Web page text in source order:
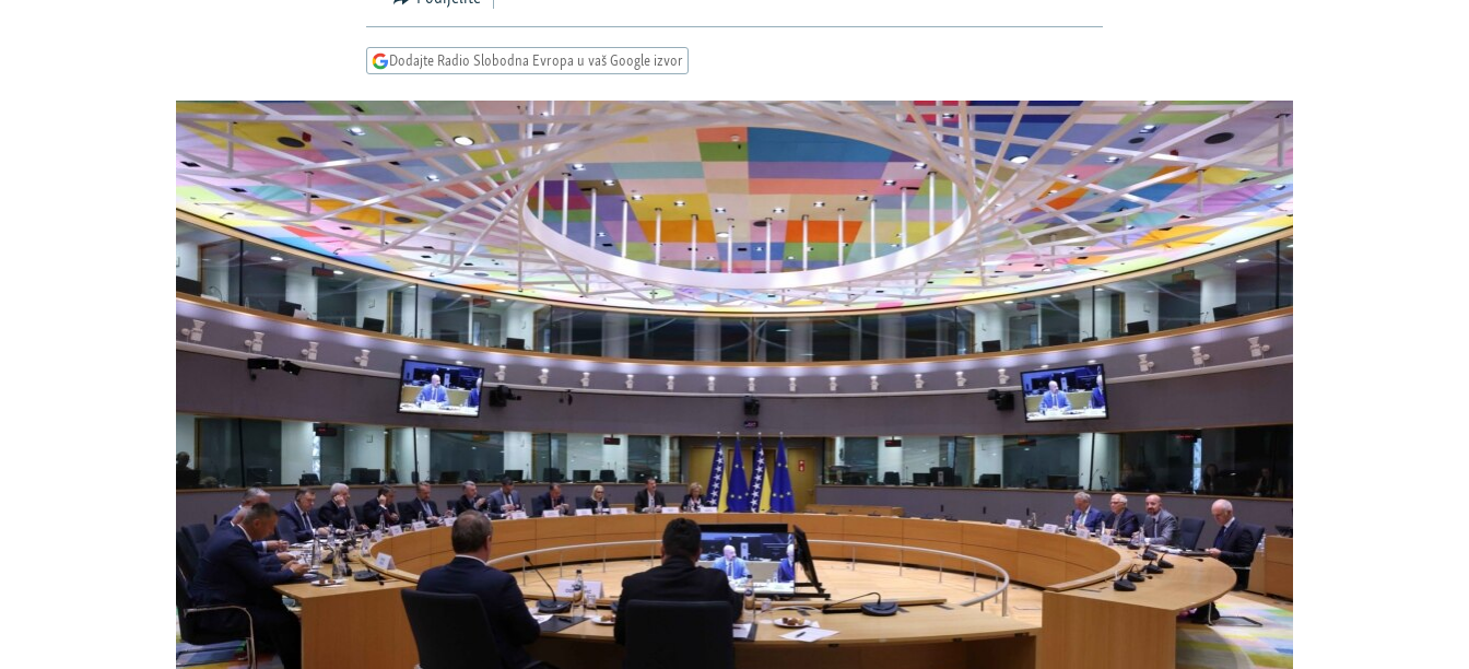
GENOCID U SREBRENICI
POPLAVE I KLIZIŠTA U BIH 2024.
TRI DECENIJE OD RATA U BIH
Dodajte Radio Slobodna Evropa u vaš Google izvor